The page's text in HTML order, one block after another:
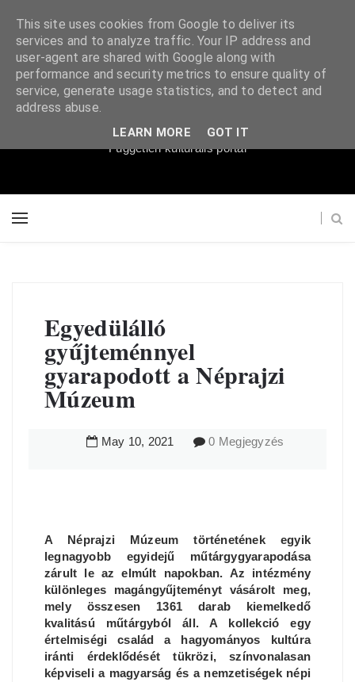
Súgópéldány
Független kulturális portál
Egyedülálló
gyűjteménnyel
gyarapodott a Néprajzi
Múzeum
May 10, 2021 0 Megjegyzés
A Néprajzi Múzeum történetének egyik
legnagyobb egyidejű műtárgygyarapodása
zárult le az elmúlt napokban. Az intézmény
különleges magángyűjteményt vásárolt meg,
mely összesen 1361 darab kiemelkedő
kvalitású műtárgyból áll. A kollekció egy
értelmiségi család a hagyományos kultúra
iránti érdeklődését tükrözi, színvonalasan
képviseli a magyarság és a nemzetiségek népi
This site uses cookies from Google to deliver its
services and to analyze traffic. Your IP address and
user-agent are shared with Google along with
performance and security metrics to ensure quality of
service, generate usage statistics, and to detect and
address abuse.
LEARN MORE GOT IT